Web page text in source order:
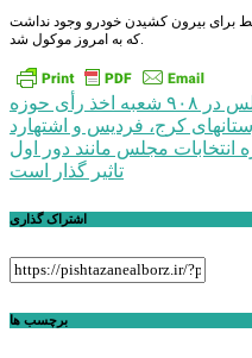
برای بیرون کشیدن خودرو وجود نداشت
که به امروز موکول شد.
راهبری
نوشته
آغاز دور دوم انتخابات مجلس در ۹۰۸ شعبه اخذ رأی حوزه
کرج، فردیس و اشتهارد
انتخابات مجلس مانند دور اول
تاثیر گذار است
اشتراک گذاری
برچسب ها